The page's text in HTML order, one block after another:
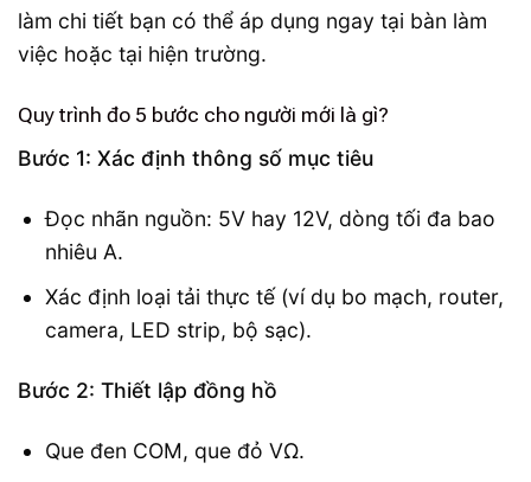
làm chi tiết bạn có thể áp dụng ngay tại bàn làm
việc hoặc tại hiện trường.
Quy trình đo 5 bước cho người mới là gì?
Bước 1: Xác định thông số mục tiêu
Đọc nhãn nguồn: 5V hay 12V, dòng tối đa bao
nhiêu A.
Xác định loại tải thực tế (ví dụ bo mạch, router,
camera, LED strip, bộ sạc).
Bước 2: Thiết lập đồng hồ
Que đen COM, que đỏ VΩ.